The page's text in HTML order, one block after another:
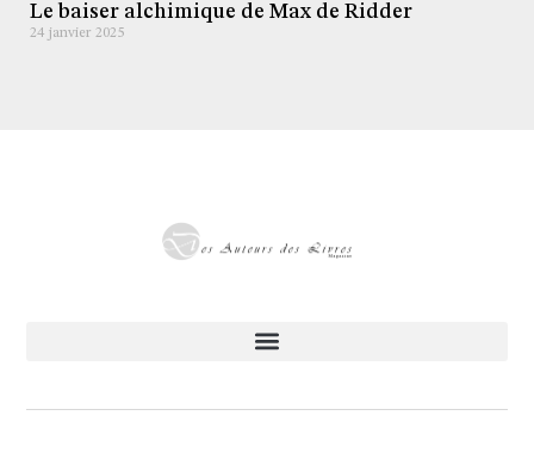
Le baiser alchimique de Max de Ridder
24 janvier 2025